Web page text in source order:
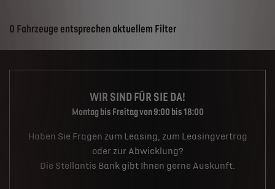
Suchergebnisse
0 Fahrzeuge entsprechen aktuellem Filter
WIR SIND FÜR SIE DA!
Montag bis Freitag von 9:00 bis 18:00
Haben Sie Fragen zum Leasing, zum Leasingvertrag
oder zur Abwicklung?
Die Stellantis Bank gibt Ihnen gerne Auskunft.